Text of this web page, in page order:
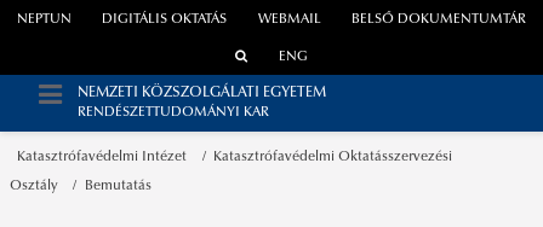
WEBMAIL
NEPTUN DIGITÁLIS OKTATÁS BELSŐ DOKUMENTUMTÁR
ENG
NEMZETI KÖZSZOLGÁLATI EGYETEM
RENDÉSZETTUDOMÁNYI KAR
Katasztrófavédelmi Intézet Katasztrófavédelmi Oktatásszervezési
Osztály Bemutatás